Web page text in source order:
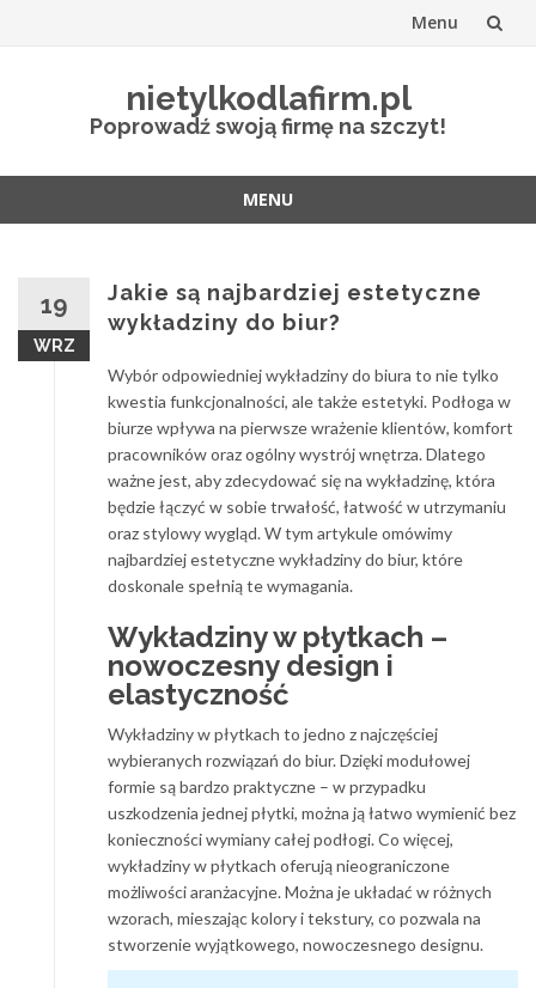
Menu
nietylkodlafirm.pl
Poprowadź swoją firmę na szczyt!
MENU
19
WRZ
Jakie są najbardziej estetyczne
wykładziny do biur?
Wybór odpowiedniej wykładziny do biura to nie tylko
kwestia funkcjonalności, ale także estetyki. Podłoga w
biurze wpływa na pierwsze wrażenie klientów, komfort
pracowników oraz ogólny wystrój wnętrza. Dlatego
ważne jest, aby zdecydować się na wykładzinę, która
będzie łączyć w sobie trwałość, łatwość w utrzymaniu
oraz stylowy wygląd. W tym artykule omówimy
najbardziej estetyczne wykładziny do biur, które
doskonale spełnią te wymagania.
Wykładziny w płytkach –
nowoczesny design i
elastyczność
Wykładziny w płytkach to jedno z najczęściej
wybieranych rozwiązań do biur. Dzięki modułowej
formie są bardzo praktyczne – w przypadku
uszkodzenia jednej płytki, można ją łatwo wymienić bez
konieczności wymiany całej podłogi. Co więcej,
wykładziny w płytkach oferują nieograniczone
możliwości aranżacyjne. Można je układać w różnych
wzorach, mieszając kolory i tekstury, co pozwala na
stworzenie wyjątkowego, nowoczesnego designu.